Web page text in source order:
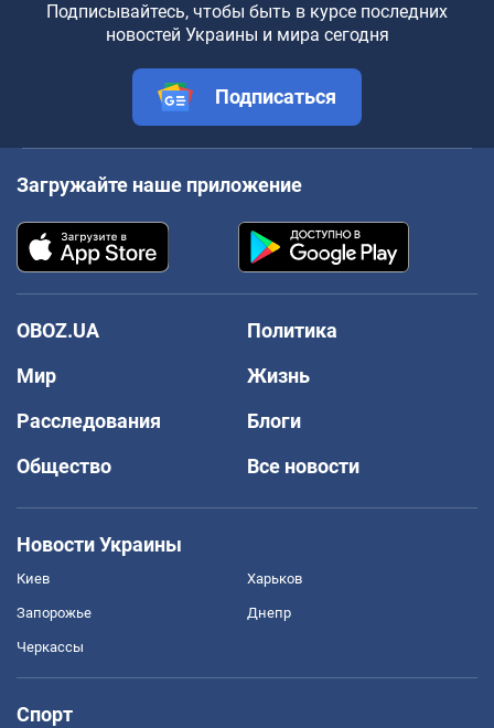
Подписывайтесь, чтобы быть в курсе последних
новостей Украины и мира сегодня
Подписаться
Загружайте наше приложение
OBOZ.UA
Политика
Мир
Жизнь
Расследования
Блоги
Общество
Все новости
Новости Украины
Киев Харьков
Запорожье Днепр
Черкассы
Спорт